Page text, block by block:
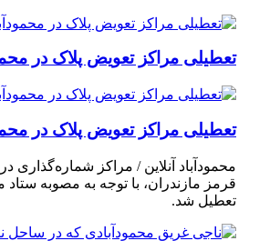
تعطیلی مراکز تعویض پلاک در
تعطیلی مراکز تعویض پلاک در
محمودآباد آنلاین / مراکز شماره‌گذاری
قرمز مازندران، با توجه به مصوبه ستاد
تعطیل شد.